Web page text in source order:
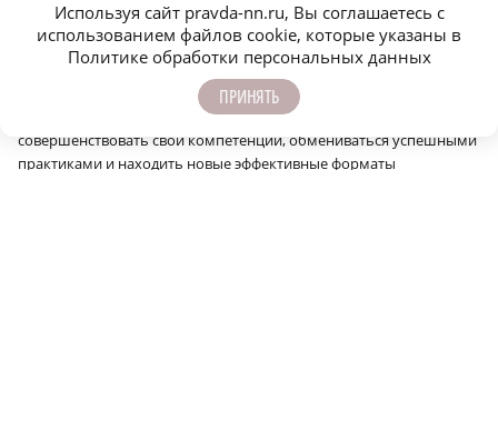
«Работа с семьями действующих участников СВО и ветеранов
боевых действий требует постоянного профессионального
развития, глубокого понимания потребностей этой категории
граждан и современных подходов к сопровождению. Такие
обучающие семинары позволяют специалистам
совершенствовать свои компетенции, обмениваться успешными
практиками и находить новые эффективные форматы
Используя сайт pravda-nn.ru, Вы соглашаетесь с
использованием файлов cookie, которые указаны в
Политике обработки персональных данных
ПРИНЯТЬ